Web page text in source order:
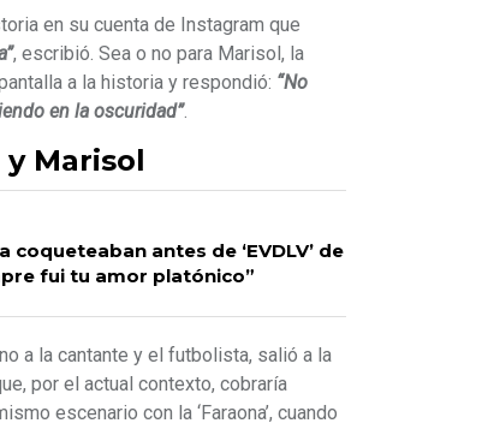
en su cuenta de Instagram que
, escribió. Sea o no para Marisol, la
a la historia y respondió: “No
en la oscuridad”.
Marisol
coqueteaban antes de ‘EVDLV’ de
fui tu amor platónico”
a la cantante y el futbolista, salió a la
por el actual contexto, cobraría
escenario con la ‘Faraona’, cuando